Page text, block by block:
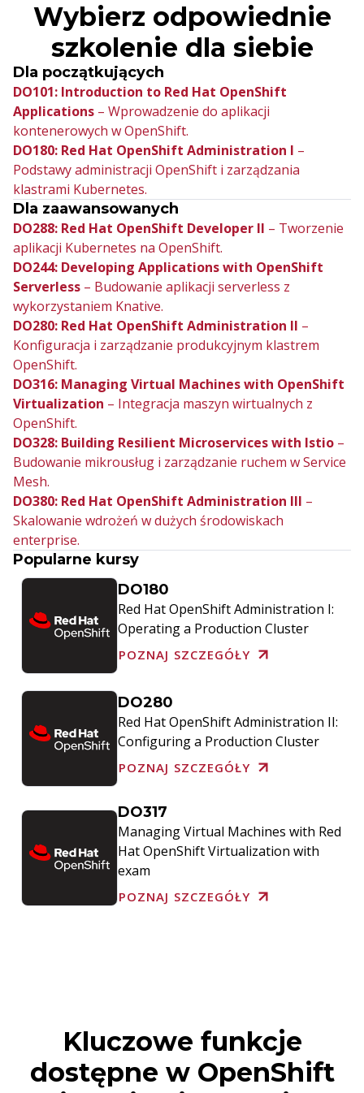
Wybierz odpowiednie
szkolenie dla siebie
Dla początkujących
DO101: Introduction to Red Hat OpenShift
Applications – Wprowadzenie do aplikacji
kontenerowych w OpenShift.
DO180: Red Hat OpenShift Administration I –
Podstawy administracji OpenShift i zarządzania
klastrami Kubernetes.
Dla zaawansowanych
DO288: Red Hat OpenShift Developer II – Tworzenie
aplikacji Kubernetes na OpenShift.
DO244: Developing Applications with OpenShift
Serverless – Budowanie aplikacji serverless z
wykorzystaniem Knative.
DO280: Red Hat OpenShift Administration II –
Konfiguracja i zarządzanie produkcyjnym klastrem
OpenShift.
DO316: Managing Virtual Machines with OpenShift
Virtualization – Integracja maszyn wirtualnych z
OpenShift.
DO328: Building Resilient Microservices with Istio –
Budowanie mikrousług i zarządzanie ruchem w Service
Mesh.
DO380: Red Hat OpenShift Administration III –
Skalowanie wdrożeń w dużych środowiskach
enterprise.
Popularne kursy
DO180
Red Hat OpenShift Administration I:
Operating a Production Cluster
POZNAJ SZCZEGÓŁY
DO280
Red Hat OpenShift Administration II:
Configuring a Production Cluster
POZNAJ SZCZEGÓŁY
DO317
Managing Virtual Machines with Red
Hat OpenShift Virtualization with
exam
POZNAJ SZCZEGÓŁY
Kluczowe funkcje
dostępne w OpenShift